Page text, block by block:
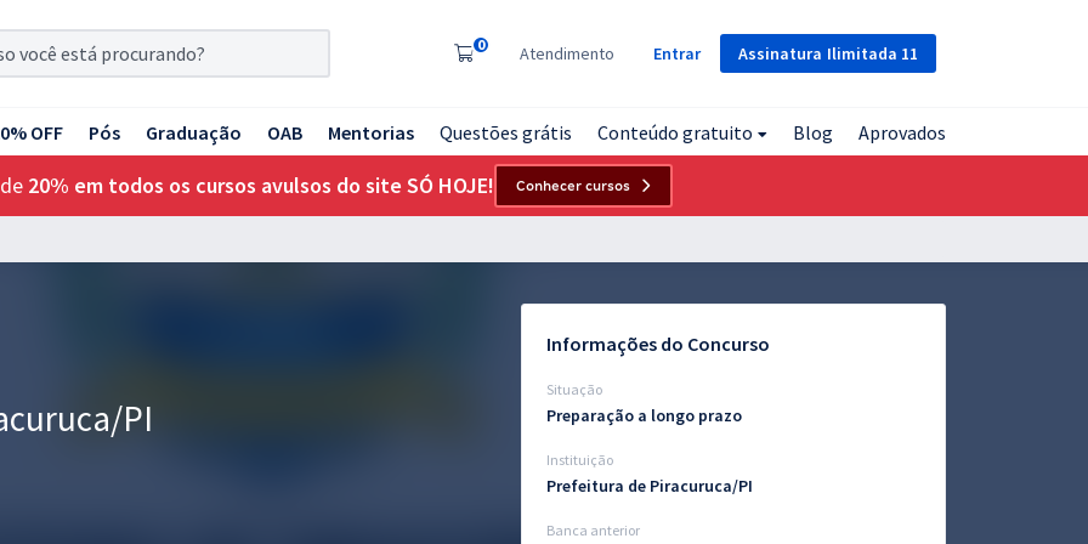
Assinatura Ilimitada 11
0 Atendimento Entrar
OFF Pós Graduação OAB Mentorias Questões grátis Conteúdo gratuito Blog Aprovados
20% em todos os cursos avulsos do site SÓ HOJE! Conhecer cursos
PI
Informações do Concurso
Situação
Preparação a longo prazo
Instituição
Prefeitura de Piracuruca/PI
Banca anterior